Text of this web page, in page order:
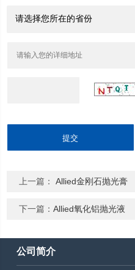
上一篇：Allied金刚石抛光膏
下一篇：Allied氧化铝抛光液
公司简介